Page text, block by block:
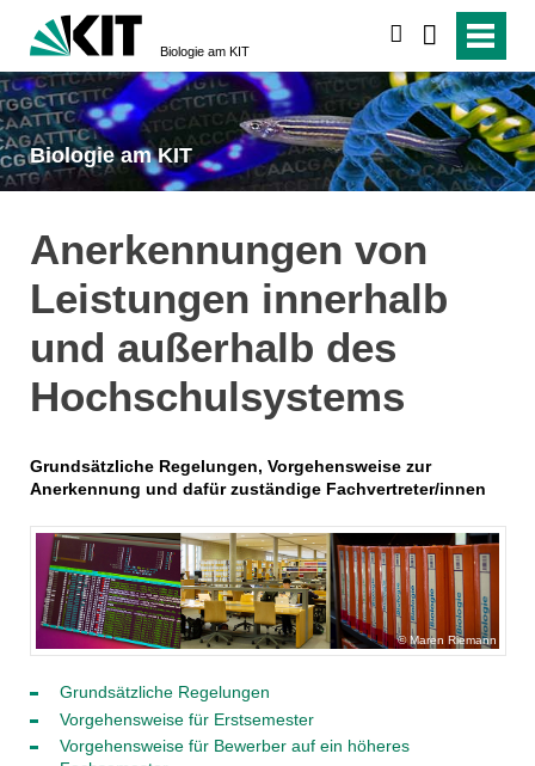
Biologie am KIT
Biologie am KIT
Anerkennungen von
Leistungen innerhalb
und außerhalb des
Hochschulsystems
Grundsätzliche Regelungen, Vorgehensweise zur
Anerkennung und dafür zuständige Fachvertreter/innen
Maren Riemann
Grundsätzliche Regelungen
Vorgehensweise für Erstsemester
Vorgehensweise für Bewerber auf ein höheres